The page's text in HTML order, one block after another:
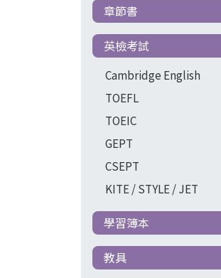
章節書
英檢考試
Cambridge English
TOEFL
TOEIC
GEPT
CSEPT
KITE / STYLE / JET
學習簿本
教具